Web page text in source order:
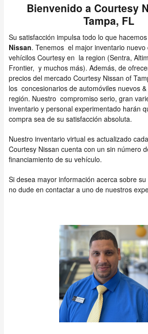
Bienvenido a Courtesy
Tampa, FL
Su satisfacción impulsa todo lo que
Nissan. Tenemos el major inventario nuevo
vehícilos Courtesy en la region (Sentra,
Frontier, y muchos más). Además, de
precios del mercado Courtesy Nissan of
los concesionarios de automóviles nuevos
región. Nuestro compromiso serio, gran
inventario y personal experimentado harán
compra sea de su satisfacción absoluta.
Nuestro inventario virtual es actualizado
Courtesy Nissan cuenta con un sin número
financiamiento de su vehículo.
Si desea mayor información acerca sobre
no dude en contactar a uno de nuestros